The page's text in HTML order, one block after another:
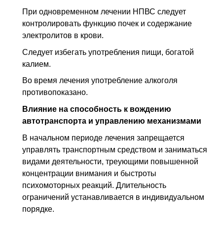
При одновременном лечении НПВС следует
контролировать функцию почек и содержание
электролитов в крови.
Следует избегать употребления пищи, богатой
калием.
Во время лечения употребление алкоголя
противопоказано.
Влияние на способность к вождению
автотранспорта и управлению механизмами
В начальном периоде лечения запрещается
управлять транспортным средством и заниматься
видами деятельности, треующими повышенной
концентрации внимания и быстроты
психомоторных реакций. Длительность
ограничений устанавливается в индивидуальном
порядке.